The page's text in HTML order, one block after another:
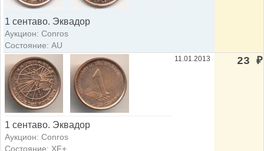
1 сентаво. Эквадор
Аукцион: Conros
Состояние: AU
1 сентаво. Эквадор
Аукцион: Conros
Состояние: XF+
11.01.2013 23 ₽